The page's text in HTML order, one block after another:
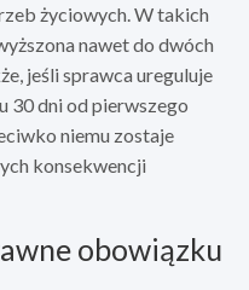
życiowych. W takich
nawet do dwóch
jeśli sprawca ureguluje
30 dni od pierwszego
niemu zostaje
konsekwencji
obowiązku